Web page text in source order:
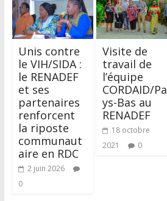
Unis contre
le VIH/SIDA :
le RENADEF
et ses
partenaires
renforcent
la riposte
communaut
aire en RDC
2 juin 2026
0
Visite de
travail de
l’équipe
CORDAID/Pa
ys-Bas au
RENADEF
18 octobre
2021
0